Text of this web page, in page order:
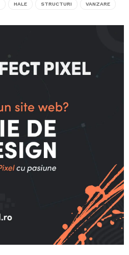
HALE STRUCTURI VANZARE